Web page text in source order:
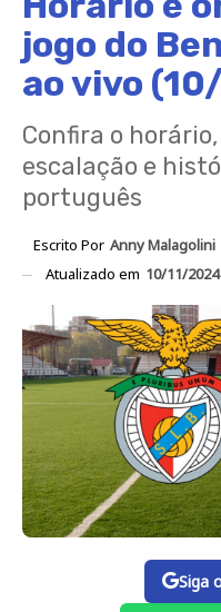
jogo do
ao vivo
Confira o
escalação e
português
Escrito Por Anny Malagolini
Atualizado em 10/11/
Siga